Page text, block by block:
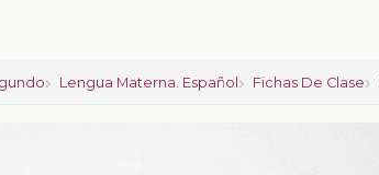
Lengua Materna. Español Fichas De Clase